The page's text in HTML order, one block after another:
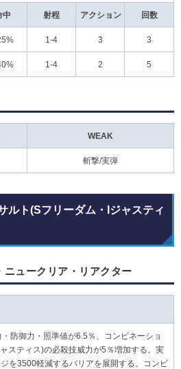
中 射程 アクション 回数
1-4 3 3
1-4 2 5
WEAK
斬撃/実弾
ルト(Sフリーダム・Iジャスティ
ニュークリア・リアクター
防御力・照準値が6.5％、コンビネーショ
スティス)の必殺技威力が5％増加する。実
を3500軽減するバリアを展開する。コンビ